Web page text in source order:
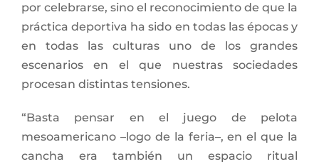
por celebrarse, sino el reconocimiento de que la
práctica deportiva ha sido en todas las épocas y
en todas las culturas uno de los grandes
escenarios en el que nuestras sociedades
procesan distintas tensiones.
“Basta pensar en el juego de pelota
mesoamericano –logo de la feria–, en el que la
cancha era también un espacio ritual